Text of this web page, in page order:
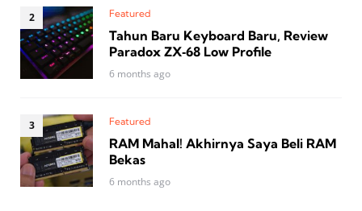
Featured
Tahun Baru Keyboard Baru, Review
Paradox ZX‑68 Low Profile
6 months ago
Featured
RAM Mahal! Akhirnya Saya Beli RAM
Bekas
6 months ago